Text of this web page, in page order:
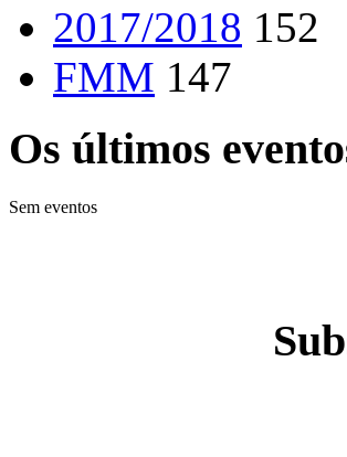
2017/2018 152
FMM 147
Os últimos
Sem eventos